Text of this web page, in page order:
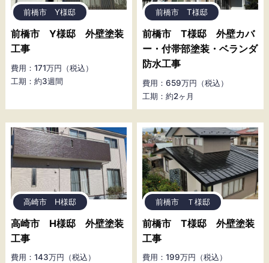
前橋市 Y様邸
前橋市 Y様邸 外壁塗装
工事
費用：171万円（税込）
工期：約3週間
前橋市 T様邸
前橋市 T様邸 外壁カバ
ー・付帯部塗装・ベランダ
防水工事
費用：659万円（税込）
工期：約2ヶ月
高崎市 H様邸
高崎市 H様邸 外壁塗装
工事
費用：143万円（税込）
前橋市 Ｔ様邸
前橋市 T様邸 外壁塗装
工事
費用：199万円（税込）